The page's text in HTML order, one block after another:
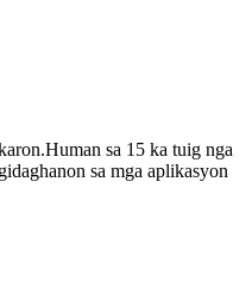
sa 15 ka tuig nga
sa mga aplikasyon